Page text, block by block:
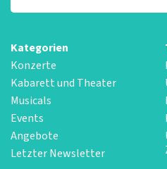
Kategorien
Konzerte
Kabarett und Theater
Musicals
Events
Angebote
Letzter Newsletter